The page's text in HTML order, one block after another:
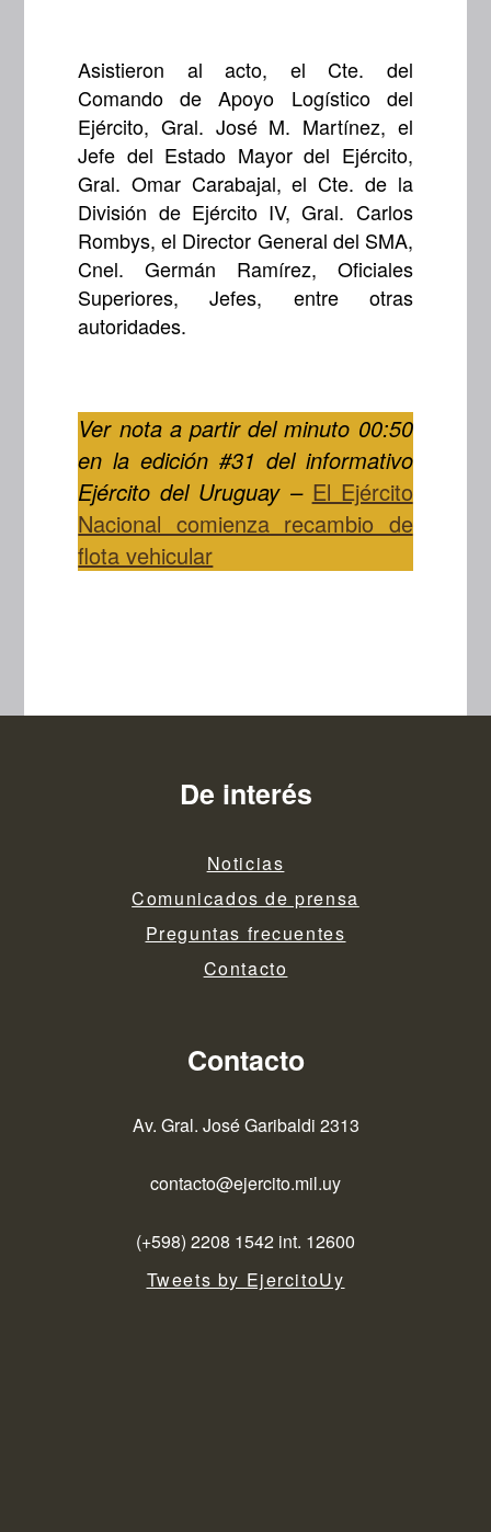
Asistieron al acto, el Cte. del
Comando de Apoyo Logístico del
Ejército, Gral. José M. Martínez, el
Jefe del Estado Mayor del Ejército,
Gral. Omar Carabajal, el Cte. de la
División de Ejército IV, Gral. Carlos
Rombys, el Director General del SMA,
Cnel. Germán Ramírez, Oficiales
Superiores, Jefes, entre otras
autoridades.
Ver nota a partir del minuto 00:50
en la edición #31 del informativo
Ejército del Uruguay – El Ejército
Nacional comienza recambio de
flota vehicular
De interés
Noticias
Comunicados de prensa
Preguntas frecuentes
Contacto
Contacto
Av. Gral. José Garibaldi 2313
contacto@ejercito.mil.uy
(+598) 2208 1542 int. 12600
Tweets by EjercitoUy